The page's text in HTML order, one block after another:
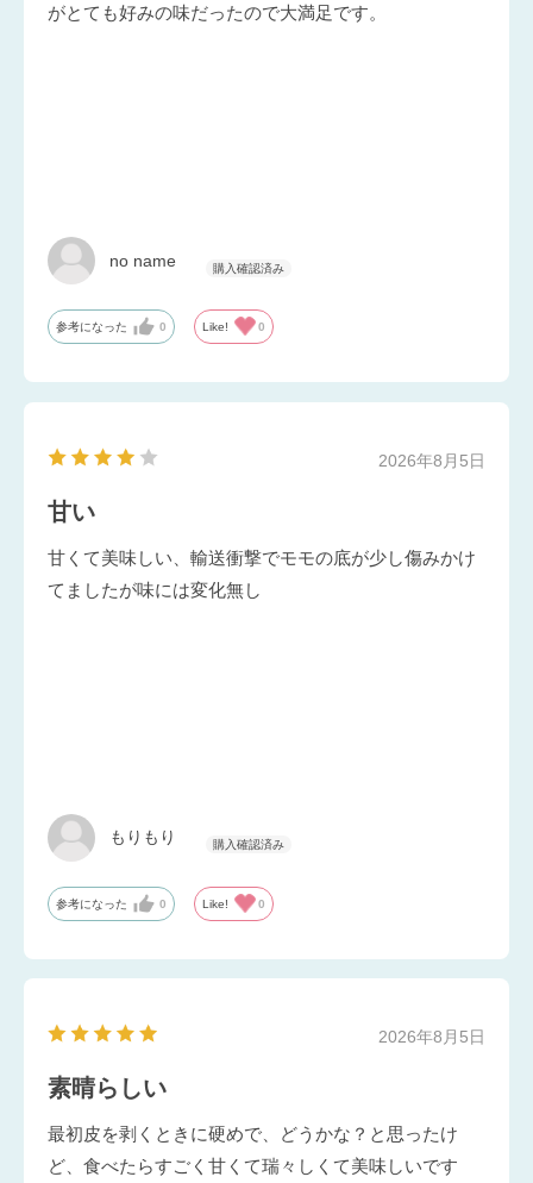
がとても好みの味だったので大満足です。
no name
参考になった 0 Like! 0
2026年8月5日
甘い
甘くて美味しい、輸送衝撃でモモの底が少し傷みかけ
てましたが味には変化無し
もりもり
参考になった 0 Like! 0
2026年8月5日
素晴らしい
最初皮を剥くときに硬めで、どうかな？と思ったけ
ど、食べたらすごく甘くて瑞々しくて美味しいです